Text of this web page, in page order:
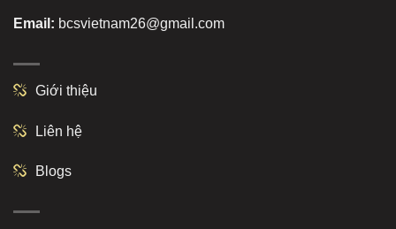
Email: bcsvietnam26@gmail.com
Giới thiệu
Liên hệ
Blogs